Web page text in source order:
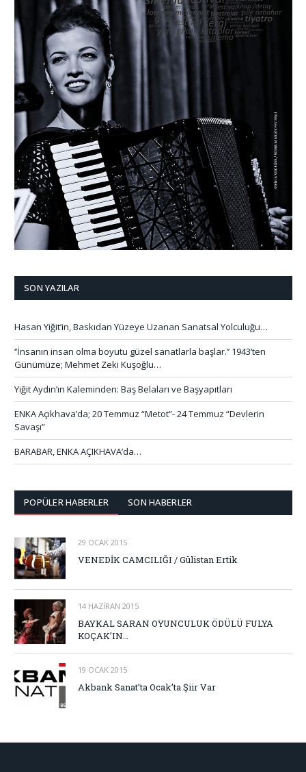
SON YAZILAR
Hasan Yiğit’in, Baskıdan Yüzeye Uzanan Sanatsal Yolculuğu…
‘’İnsanın insan olma boyutu güzel sanatlarla başlar.’’ 1943’ten
Günümüze; Mehmet Zeki Kuşoğlu…
Yiğit Aydın’ın Kaleminden: Baş Belaları ve Başyapıtları
ENKA Açıkhava’da; 20 Temmuz “Metot”- 24 Temmuz “Devlerin
Savaşı”
BARABAR, ENKA AÇIKHAVA’da…
POPÜLER HABERLER SON HABERLER
29 OCAK 2015
VENEDİK CAMCILIĞI / Gülistan Ertik
14 HAZIRAN 2015
BAYKAL SARAN OYUNCULUK ÖDÜLÜ FULYA
KOÇAK’IN…
19 OCAK 2015
Akbank Sanat’ta Ocak’ta Şiir Var